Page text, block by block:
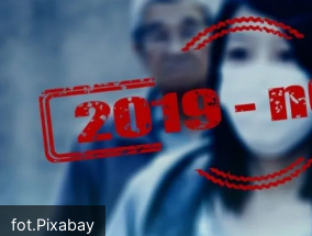
fot.Pixabay